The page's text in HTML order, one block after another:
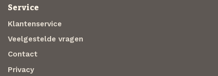
Service
Klantenservice
Veelgestelde vragen
Contact
Privacy